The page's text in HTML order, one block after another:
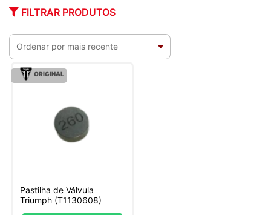
FILTRAR PRODUTOS
ORIGINAL
Pastilha de Válvula
Triumph (T1130608)